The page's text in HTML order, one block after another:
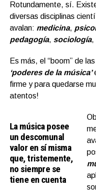
Rotundamente, sí.
diversas disciplinas
avalan: medicina,
pedagogía, sociología,
Es más, el “boom” de
‘poderes de la música’
firme y para quedarse
atentos!
La música posee
un descomunal
valor en sí misma
que, tristemente,
no siempre se
tiene en cuenta